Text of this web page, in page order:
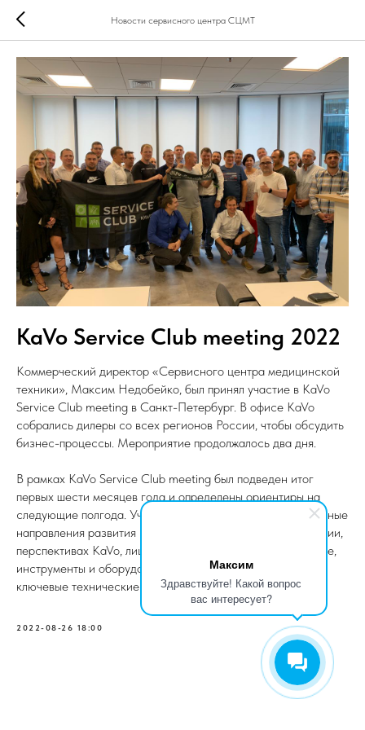
Максим
Здравствуйте! Какой вопрос
вас интересует?
Новости сервисного центра СЦМТ
KaVo Service Club meeting 2022
Коммерческий директор «Сервисного центра медицинской
техники», Максим Недобейко, был принял участие в KaVo
Service Club meeting в Санкт-Петербург. В офисе KaVo
собрались дилеры со всех регионов России, чтобы обсудить
бизнес-процессы. Мероприятие продолжалось два дня.
В рамках KaVo Service Club meeting был подведен итог
первых шести месяцев года и определены ориентиры на
следующие полгода. Участники встречи обсуждали основные
направления развития и структурные изменения в компании,
перспективах KaVo, лицензирование, новости BU и Service,
инструменты и оборудование, новые продукты, разбирали
ключевые технические вопросы TU.
2022-08-26 18:00